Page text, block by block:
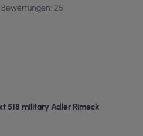
25
518 military Adler Rimeck